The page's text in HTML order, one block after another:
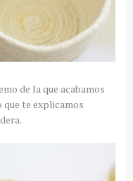
de la que acabamos
que te explicamos